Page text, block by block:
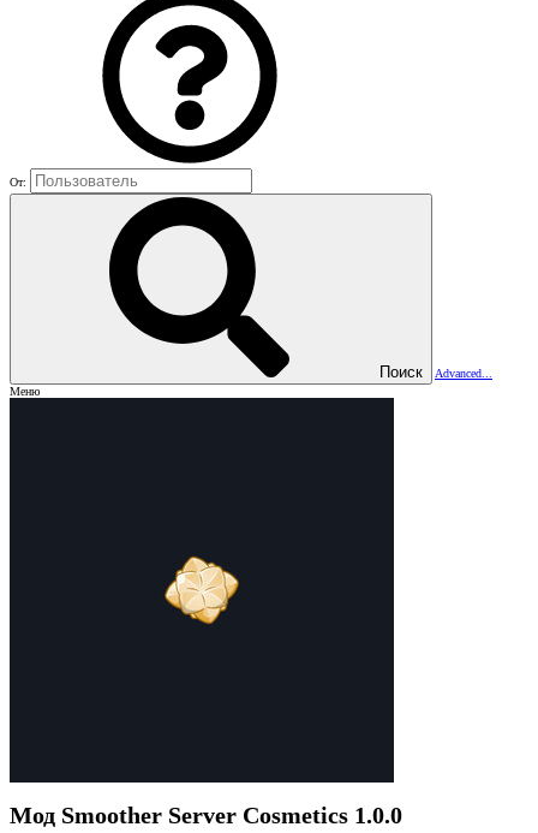
От:
Поиск
Advanced...
Меню
Мод Smoother Server Cosmetics 1.0.0